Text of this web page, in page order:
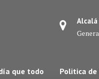
Alcalá
que todo
Politica de